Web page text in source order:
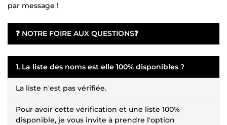
par message !
❓ NOTRE FOIRE AUX QUESTIONS❓
1. La liste des noms est elle 100% disponibles ?
La liste n'est pas vérifiée.
Pour avoir cette vérification et une liste 100%
disponible, je vous invite à prendre l'option